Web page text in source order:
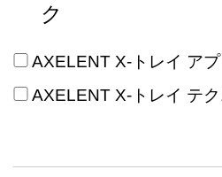
ク
AXELENT X-トレイ ア
AXELENT X-トレイ テ